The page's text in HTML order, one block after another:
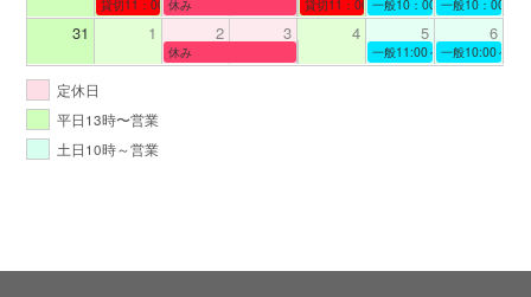
貸切11：00～13：00
休み 貸切11：00～12：00一般10：00～19：00
一般10：00～
31 1 2 3 4 5 6
休み 一般11:00～19:00一般10:00～
定休日
平日13時〜営業
土日10時～営業